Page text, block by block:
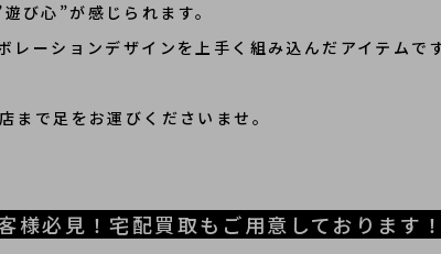
び心”が感じられます。
レーションデザインを上手く組み込んだアイテムで
まで足をお運びくださいませ。
様必見！宅配買取もご用意しております